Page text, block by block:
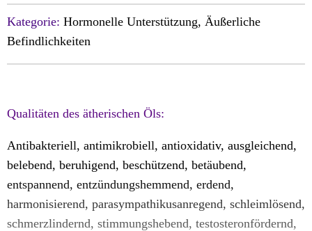
Kategorie: Hormonelle Unterstützung, Äußerliche
Befindlichkeiten
Qualitäten des ätherischen Öls:
Antibakteriell, antimikrobiell, antioxidativ, ausgleichend,
belebend, beruhigend, beschützend, betäubend,
entspannend, entzündungshemmend, erdend,
harmonisierend, parasympathikusanregend, schleimlösend,
schmerzlindernd, stimmungshebend, testosteronfördernd,